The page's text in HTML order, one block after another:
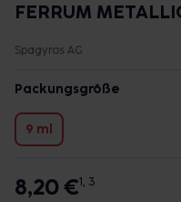
FERRUM
Spagyros AG
Packungsgröße
9 ml
8,20 €1, 3